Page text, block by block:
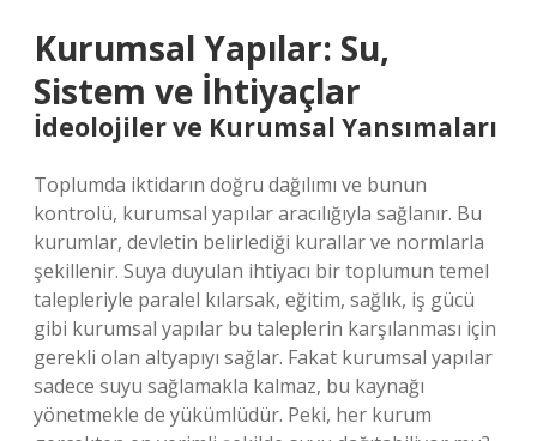
Kurumsal Yapılar: Su,
Sistem ve İhtiyaçlar
İdeolojiler ve Kurumsal Yansımaları
Toplumda iktidarın doğru dağılımı ve bunun
kontrolü, kurumsal yapılar aracılığıyla sağlanır. Bu
kurumlar, devletin belirlediği kurallar ve normlarla
şekillenir. Suya duyulan ihtiyacı bir toplumun temel
talepleriyle paralel kılarsak, eğitim, sağlık, iş gücü
gibi kurumsal yapılar bu taleplerin karşılanması için
gerekli olan altyapıyı sağlar. Fakat kurumsal yapılar
sadece suyu sağlamakla kalmaz, bu kaynağı
yönetmekle de yükümlüdür. Peki, her kurum